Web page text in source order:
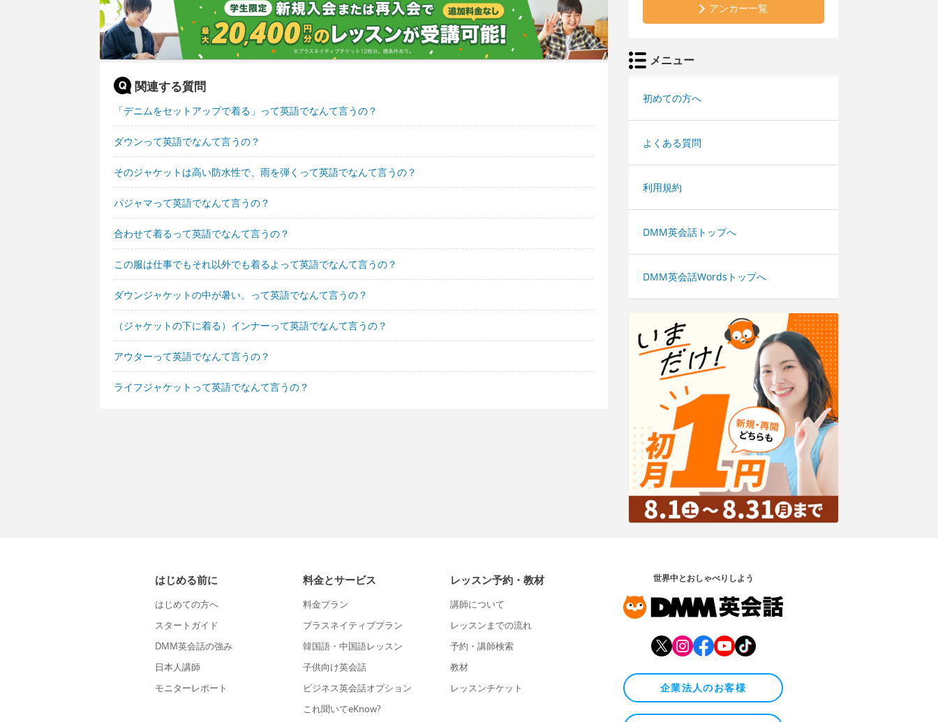
関連する質問
「デニムをセットアップで着る」って英語でなんて言うの？
ダウンって英語でなんて言うの？
そのジャケットは高い防水性で、雨を弾くって英語でなんて言うの？
パジャマって英語でなんて言うの？
合わせて着るって英語でなんて言うの？
この服は仕事でもそれ以外でも着るよって英語でなんて言うの？
ダウンジャケットの中が暑い。って英語でなんて言うの？
（ジャケットの下に着る）インナーって英語でなんて言うの？
アウターって英語でなんて言うの？
ライフジャケットって英語でなんて言うの？
アンカー一覧
メニュー
初めての方へ
よくある質問
利用規約
DMM英会話トップへ
DMM英会話Wordsトップへ
はじめる前に
はじめての方へ
スタートガイド
DMM英会話の強み
日本人講師
モニターレポート
料金とサービス
料金プラン
プラスネイティブプラン
韓国語・中国語レッスン
子供向け英会話
ビジネス英会話オプション
これ聞いてeKnow?
レッスン予約・教材
講師について
レッスンまでの流れ
予約・講師検索
教材
レッスンチケット
世界中とおしゃべりしよう
企業法人のお客様